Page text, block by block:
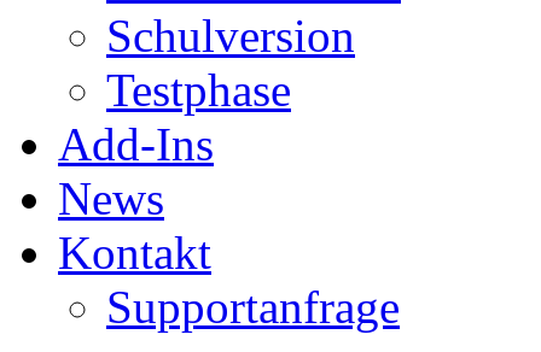
Schulversion
Testphase
Add-Ins
News
Kontakt
Supportanfrage